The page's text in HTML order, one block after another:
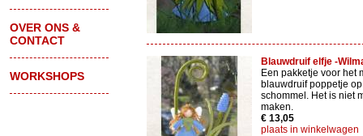
OVER ONS &
CONTACT
WORKSHOPS
Blauwdruif elfje -
Een pakketje voor het
blauwdruif poppetje
schommel. Het is niet
maken.
€ 13,05
plaats in winkelwagen